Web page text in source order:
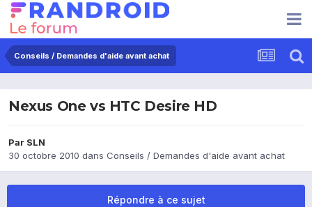
Conseils / Demandes d'aide avant achat
Nexus One vs HTC Desire HD
Par SLN
30 octobre 2010 dans Conseils / Demandes d'aide avant achat
Répondre à ce sujet